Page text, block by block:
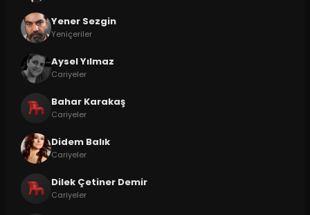
Yener Sezgin
Yeniçeriler
Aysel Yılmaz
Cariyeler
Bahar Karakaş
Cariyeler
Didem Balık
Cariyeler
Dilek Çetiner Demir
Cariyeler